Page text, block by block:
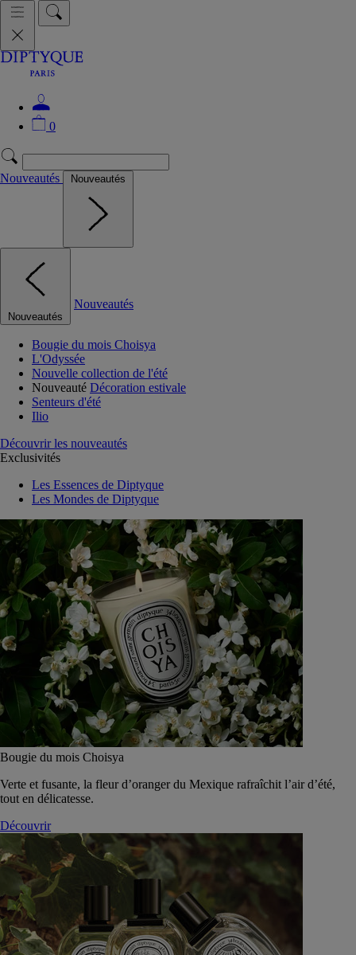
0
Nouveautés Nouveautés
Nouveautés
Nouveautés
Bougie du mois Choisya
L'Odyssée
Nouvelle collection de l'été
Nouveauté Décoration estivale
Senteurs d'été
Ilio
Découvrir les nouveautés
Exclusivités
Les Essences de Diptyque
Les Mondes de Diptyque
Bougie du mois Choisya
Verte et fusante, la fleur d’oranger du Mexique rafraîchit l’air d’été,
tout en délicatesse.
Découvrir